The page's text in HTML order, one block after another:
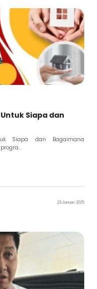
Siapa dan
Siapa dan Bagaimana
23 Januari 2025